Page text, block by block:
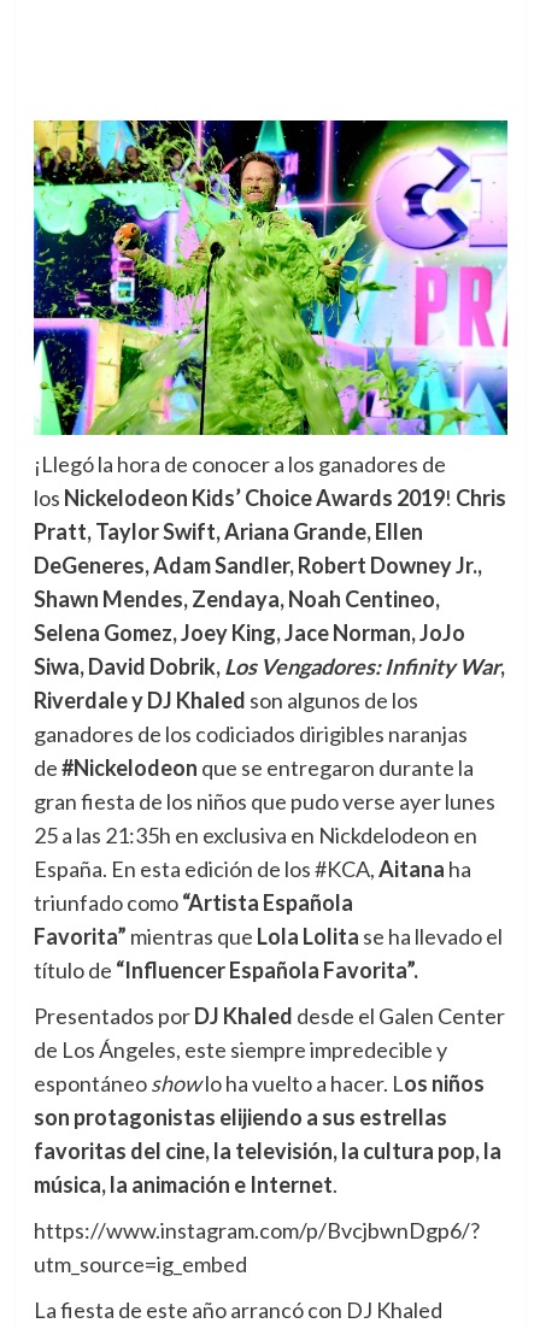
¡Llegó la hora de conocer a los ganadores de
los Nickelodeon Kids’ Choice Awards 2019! Chris
Pratt, Taylor Swift, Ariana Grande, Ellen
DeGeneres, Adam Sandler, Robert Downey Jr.,
Shawn Mendes, Zendaya, Noah Centineo,
Selena Gomez, Joey King, Jace Norman, JoJo
Siwa, David Dobrik,Los Vengadores: Infinity War,
Riverdale y DJ Khaled son algunos de los
ganadores de los codiciados dirigibles naranjas
de#Nickelodeon que se entregaron durante la
gran fiesta de los niños que pudo verse ayer lunes
25 a las 21:35h en exclusiva en Nickdelodeon en
España. En esta edición de los #KCA,Aitana ha
triunfado como“Artista Española
Favorita” mientras que Lola Lolita se ha llevado el
título de “Influencer Española Favorita”.
Presentados porDJ Khaled desde el Galen Center
de Los Ángeles, este siempre impredecible y
espontáneoshowlo ha vuelto a hacer. Los niños
son protagonistas elijiendo a sus estrellas
favoritas del cine, la televisión, la cultura pop, la
música, la animación e Internet.
https://www.instagram.com/p/BvcjbwnDgp6/?
utm_source=ig_embed
La fiesta de este año arrancó con DJ Khaled